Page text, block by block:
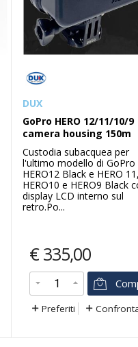
DUX
GoPro HERO 12/11/10/9
camera housing 150m
Custodia subacquea per
l'ultimo modello di GoPro
HERO12 Black e HERO 11,
HERO10 e HERO9 Black
display LCD interno sul
retro.Po...
€ 335,00
Preferiti